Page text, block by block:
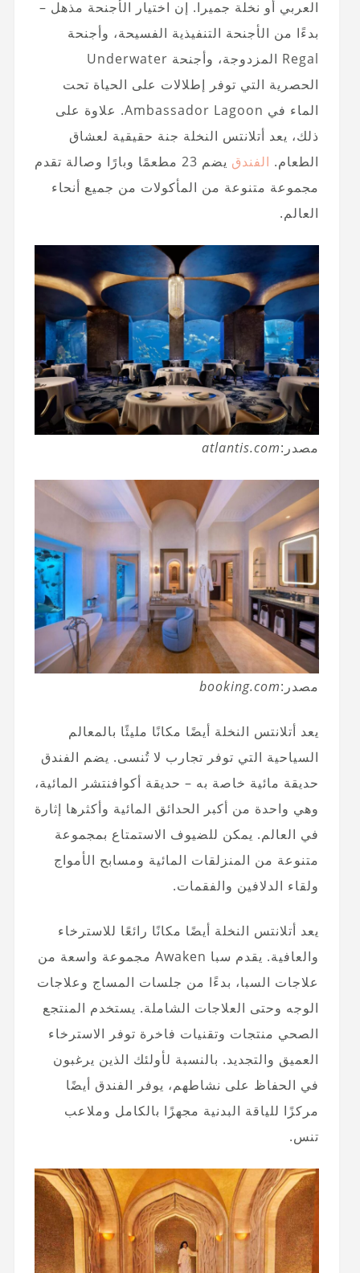
العربي أو نخلة جميرا. إن اختيار الأجنحة مذهل –
بدءًا من الأجنحة التنفيذية الفسيحة، وأجنحة
Regal المزدوجة، وأجنحة Underwater
الحصرية التي توفر إطلالات على الحياة تحت
الماء في Ambassador Lagoon. علاوة على
ذلك، يعد أتلانتس النخلة جنة حقيقية لعشاق
الطعام. الفندق
يضم 23 مطعمًا وبارًا وصالة تقدم
مجموعة متنوعة من المأكولات من جميع أنحاء
العالم.
مصدر:atlantis.com
مصدر:booking.com
يعد أتلانتس النخلة أيضًا مكانًا مليئًا بالمعالم
السياحية التي توفر تجارب لا تُنسى. يضم الفندق
حديقة مائية خاصة به – حديقة أكوافنتشر المائية،
وهي واحدة من أكبر الحدائق المائية وأكثرها إثارة
في العالم. يمكن للضيوف الاستمتاع بمجموعة
متنوعة من المنزلقات المائية ومسابح الأمواج
ولقاء الدلافين والفقمات.
يعد أتلانتس النخلة أيضًا مكانًا رائعًا للاسترخاء
والعافية. يقدم سبا Awaken مجموعة واسعة من
علاجات السبا، بدءًا من جلسات المساج وعلاجات
الوجه وحتى العلاجات الشاملة. يستخدم المنتجع
الصحي منتجات وتقنيات فاخرة توفر الاسترخاء
العميق والتجديد. بالنسبة لأولئك الذين يرغبون
في الحفاظ على نشاطهم، يوفر الفندق أيضًا
مركزًا للياقة البدنية مجهزًا بالكامل وملاعب
تنس.